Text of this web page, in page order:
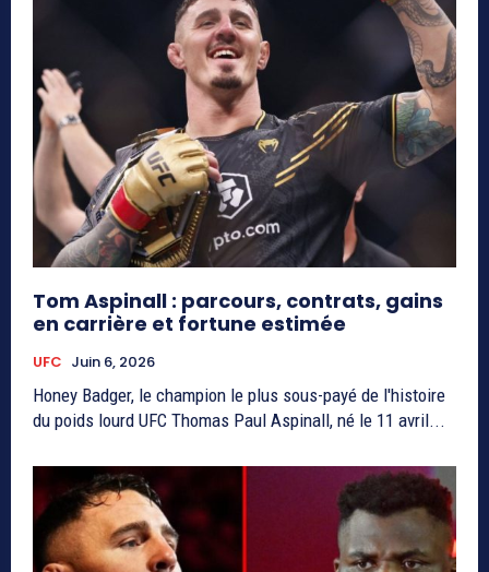
Tom Aspinall : parcours, contrats, gains
en carrière et fortune estimée
UFC Juin 6, 2026
Honey Badger, le champion le plus sous-payé de l'histoire
du poids lourd UFC Thomas Paul Aspinall, né le 11 avril...